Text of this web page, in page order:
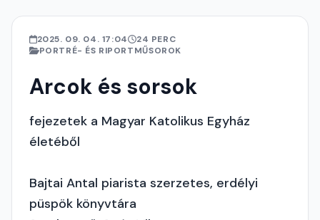
2025. 09. 04. 17:04
24 PERC
PORTRÉ- ÉS RIPORTMŰSOROK
Arcok és sorsok
fejezetek a Magyar Katolikus Egyház
életéből
Bajtai Antal piarista szerzetes, erdélyi
püspök könyvtára